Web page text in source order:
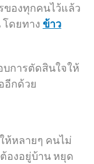
ของทุกคนไว้แล้ว
โดยทาง ข้าว
บการตัดสินใจให้
อีกด้วย
ห้หลายๆ คนไม่
องอยู่บ้าน หยุด